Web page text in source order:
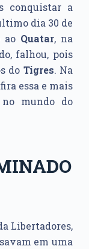
conquistar a
dia 30 de
ao Quatar, na
falhou, pois
do Tigres. Na
essa e mais
mundo do
Libertadores,
em uma